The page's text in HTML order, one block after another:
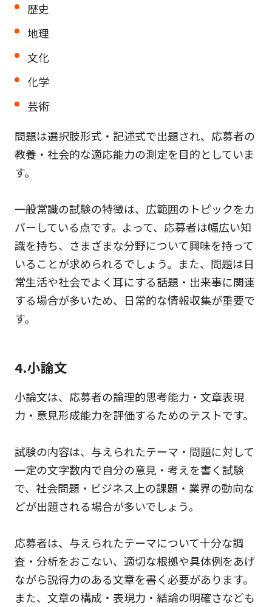
歴史
地理
文化
化学
芸術
問題は選択肢形式・記述式で出題され、応募者の
教養・社会的な適応能力の測定を目的としていま
す。
一般常識の試験の特徴は、広範囲のトピックをカ
バーしている点です。よって、応募者は幅広い知
識を持ち、さまざまな分野について興味を持って
いることが求められるでしょう。また、問題は日
常生活や社会でよく耳にする話題・出来事に関連
する場合が多いため、日常的な情報収集が重要で
す。
4.小論文
小論文は、応募者の論理的思考能力・文章表現
力・意見形成能力を評価するためのテストです。
試験の内容は、与えられたテーマ・問題に対して
一定の文字数内で自分の意見・考えを書く試験
で、社会問題・ビジネス上の課題・業界の動向な
どが出題される場合が多いでしょう。
応募者は、与えられたテーマについて十分な調
査・分析をおこない、適切な根拠や具体例をあげ
ながら説得力のある文章を書く必要があります。
また、文章の構成・表現力・結論の明確さなども